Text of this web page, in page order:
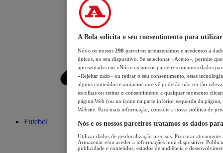
Futebol
A Bola solicita o seu consentimento para utilizar
Nós e os nossos 298 parceiros armazenamos e acedemos a
únicos, no seu dispositivo. Se selecionar «Aceito», permite
apresentadas em «Nós e os nossos parceiros tratamos dados
«Rejeitar tudo» ou retirar o seu consentimento, estas
alguns conteúdos e anúncios que vê poderão não ser tão
escolhas ou retirar o consentimento a qualquer momento
página Web (ou no ícone na parte inferior esquerda da página,
Website. Para mais informação, consulte a nossa política de
Nós e os nossos parceiros tratamos os dados
Utilizar dados de geolocalização precisos. Procurar
Armazenar e/ou aceder a informações num dispositivo.
publicidade e conteúdos, estudos de audiência e